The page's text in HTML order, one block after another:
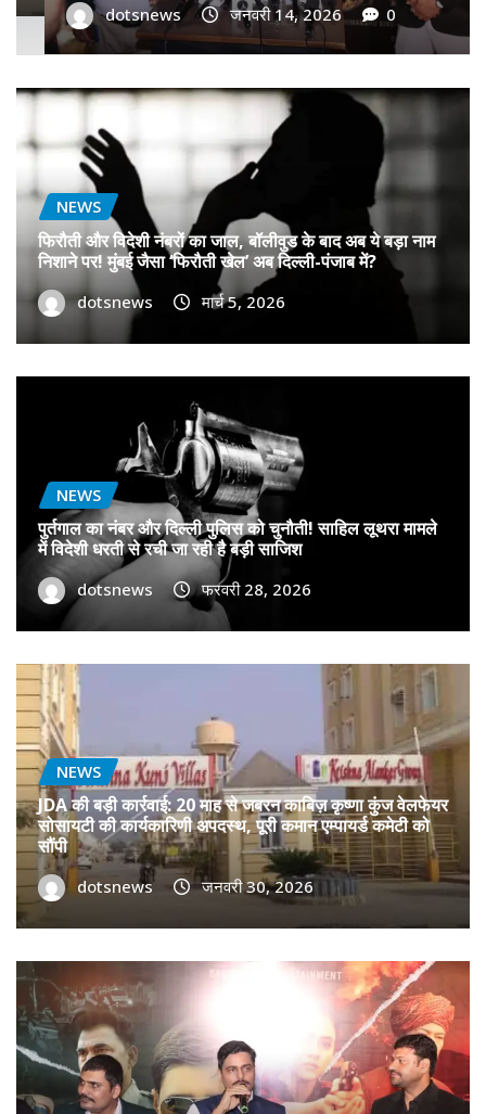
dotsnews जनवरी 9, 2026 0
NEWS
फिरौती और विदेशी नंबरों का जाल, बॉलीवुड के बाद अब ये बड़ा नाम
निशाने पर! मुंबई जैसा ‘फिरौती खेल’ अब दिल्ली-पंजाब में?
dotsnews मार्च 5, 2026
NEWS
पुर्तगाल का नंबर और दिल्ली पुलिस को चुनौती! साहिल लूथरा मामले
में विदेशी धरती से रची जा रही है बड़ी साजिश
dotsnews फरवरी 28, 2026
NEWS
JDA की बड़ी कार्रवाई: 20 माह से जबरन काबिज़ कृष्णा कुंज वेलफेयर
सोसायटी की कार्यकारिणी अपदस्थ, पूरी कमान एम्पायर्ड कमेटी को
सौंपी
dotsnews जनवरी 30, 2026